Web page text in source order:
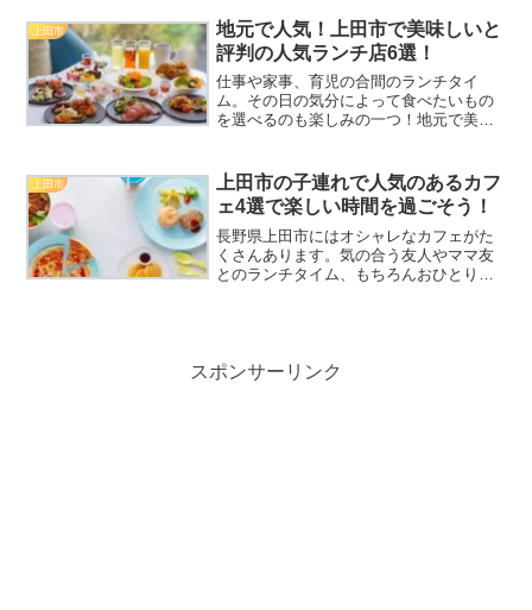
け温泉を利用することができるので、“温
泉好き”の方には特にオ...
上田市
地元で人気！上田市で美味しいと
評判の人気ランチ店6選！
仕事や家事、育児の合間のランチタイ
ム。その日の気分によって食べたいもの
を選べるのも楽しみの一つ！地元で美味
くのが「上田市」です。上田市にはいく
つものランチ店があり、どの...
上田市
上田市の子連れで人気のあるカフ
ェ4選で楽しい時間を過ごそう！
長野県上田市にはオシャレなカフェがた
くさんあります。気の合う友人やママ友
とのランチタイム、もちろんおひとりさ
スポンサーリンク